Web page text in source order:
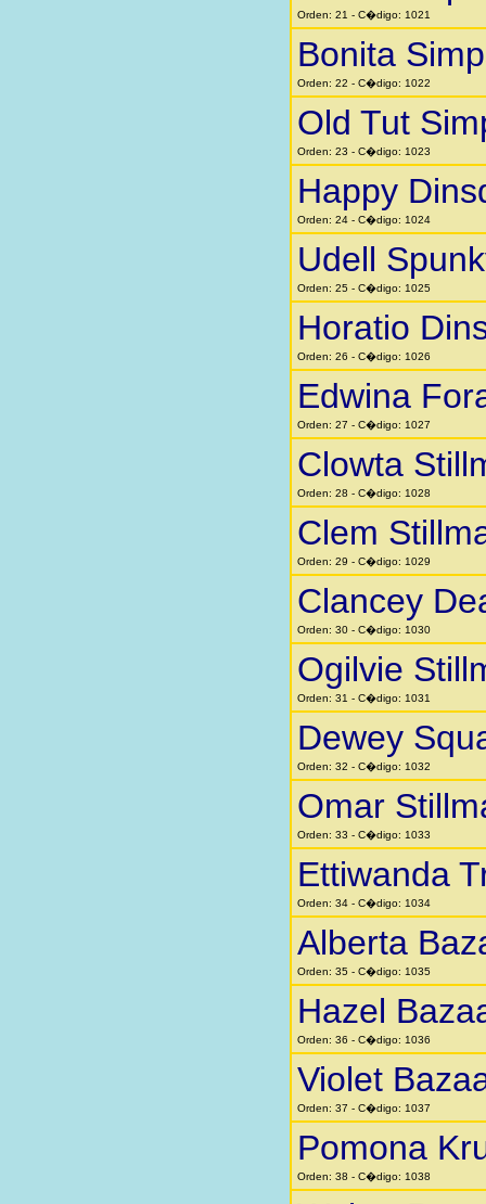
Orden: 21 - C�digo: 1021
Bonita
Orden: 22 - C�digo: 1022
Old Tut
Orden: 23 - C�digo: 1023
Happy
Orden: 24 - C�digo: 1024
Udell
Orden: 25 - C�digo: 1025
Horatio
Orden: 26 - C�digo: 1026
Edwina
Orden: 27 - C�digo: 1027
Clowta
Orden: 28 - C�digo: 1028
Clem
Orden: 29 - C�digo: 1029
Clancey
Orden: 30 - C�digo: 1030
Ogilvie
Orden: 31 - C�digo: 1031
Dewey
Orden: 32 - C�digo: 1032
Omar
Orden: 33 - C�digo: 1033
Ettiwanda
Orden: 34 - C�digo: 1034
Alberta
Orden: 35 - C�digo: 1035
Hazel
Orden: 36 - C�digo: 1036
Violet
Orden: 37 - C�digo: 1037
Pomona
Orden: 38 - C�digo: 1038